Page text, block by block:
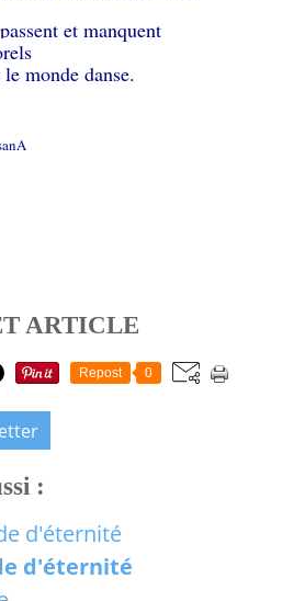
et manquent
monde danse.
ARTICLE
Repost 0
:
d'éternité